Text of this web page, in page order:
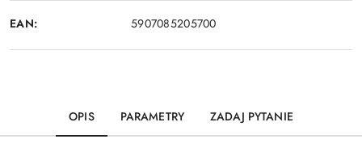
EAN: 5907085205700
OPIS PARAMETRY ZADAJ PYTANIE